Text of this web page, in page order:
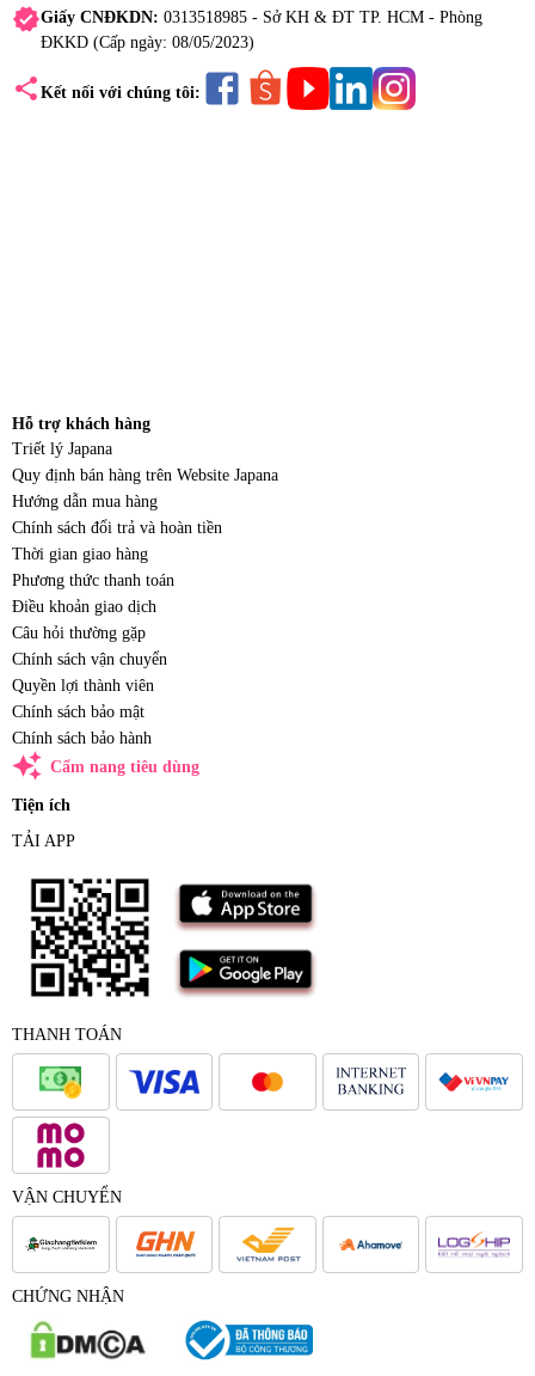
verifiedGiấy CNĐKDN: 0313518985 - Sở KH & ĐT TP. HCM - Phòng
ĐKKD (Cấp ngày: 08/05/2023)
share Kết nối với chúng tôi:
Hỗ trợ khách hàng
Triết lý Japana
Quy định bán hàng trên Website Japana
Hướng dẫn mua hàng
Chính sách đổi trả và hoàn tiền
Thời gian giao hàng
Phương thức thanh toán
Điều khoản giao dịch
Câu hỏi thường gặp
Chính sách vận chuyển
Quyền lợi thành viên
Chính sách bảo mật
Chính sách bảo hành
auto_awesome Cẩm nang tiêu dùng
Tiện ích
TẢI APP
THANH TOÁN
VẬN CHUYỂN
CHỨNG NHẬN